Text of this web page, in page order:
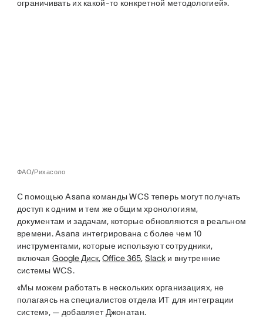
ограничивать их какой-то конкретной методологией».
ФАО/Рихасоло
С помощью Asana команды WCS теперь могут получать
доступ к одним и тем же общим хронологиям,
документам и задачам, которые обновляются в реальном
времени. Asana интегрирована с более чем 10
инструментами, которые используют сотрудники,
включая Google Диск,Office 365,Slack и внутренние
системы WCS.
«Мы можем работать в нескольких организациях, не
полагаясь на специалистов отдела ИТ для интеграции
систем», — добавляет Джонатан.